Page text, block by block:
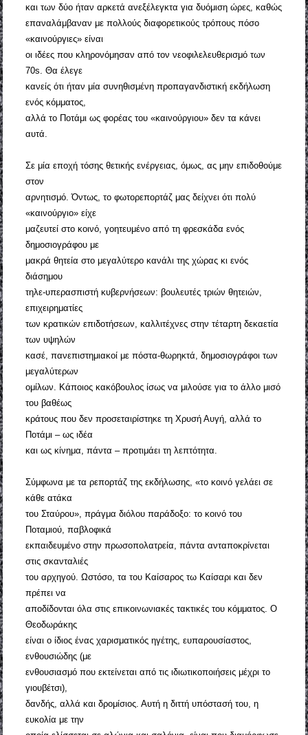
και των δύο ήταν αρκετά ανεξέλεγκτα για δυόμιση ώρες, καθώς
επαναλάμβαναν με πολλούς διαφορετικούς τρόπους πόσο
«καινούργιες» είναι
οι ιδέες που κληρονόμησαν από τον νεοφιλελευθερισμό των
70s. Θα έλεγε
κανείς ότι ήταν μία συνηθισμένη προπαγανδιστική εκδήλωση
ενός κόμματος,
αλλά το Ποτάμι ως φορέας του «καινούργιου» δεν τα κάνει
αυτά.
Σε μία εποχή τόσης θετικής ενέργειας, όμως, ας μην επιδοθούμε
στον
αρνητισμό. Όντως, το φωτορεπορτάζ μας δείχνει ότι πολύ
«καινούργιο» είχε
μαζευτεί στο κοινό, γοητευμένο από τη φρεσκάδα ενός
δημοσιογράφου με
μακρά θητεία στο μεγαλύτερο κανάλι της χώρας κι ενός
διάσημου
τηλε-υπερασπιστή κυβερνήσεων: βουλευτές τριών θητειών,
επιχειρηματίες
των κρατικών επιδοτήσεων, καλλιτέχνες στην τέταρτη δεκαετία
των υψηλών
κασέ, πανεπιστημιακοί με πόστα-θωρηκτά, δημοσιογράφοι των
μεγαλύτερων
ομίλων. Κάποιος κακόβουλος ίσως να μιλούσε για το άλλο μισό
του βαθέως
κράτους που δεν προσεταιρίστηκε τη Χρυσή Αυγή, αλλά το
Ποτάμι – ως ιδέα
και ως κίνημα, πάντα – προτιμάει τη λεπτότητα.
Σύμφωνα με τα ρεπορτάζ της εκδήλωσης, «το κοινό γελάει σε
κάθε ατάκα
του Σταύρου», πράγμα διόλου παράδοξο: το κοινό του
Ποταμιού, παβλοφικά
εκπαιδευμένο στην πρωσοπολατρεία, πάντα ανταποκρίνεται
στις σκανταλιές
του αρχηγού. Ωστόσο, τα του Καίσαρος τω Καίσαρι και δεν
πρέπει να
αποδίδονται όλα στις επικοινωνιακές τακτικές του κόμματος. Ο
Θεοδωράκης
είναι ο ίδιος ένας χαρισματικός ηγέτης, ευπαρουσίαστος,
ενθουσιώδης (με
ενθουσιασμό που εκτείνεται από τις ιδιωτικοποιήσεις μέχρι το
γιουβέτσι),
δανδής, αλλά και δρομίσιος. Αυτή η διττή υπόστασή του, η
ευκολία με την